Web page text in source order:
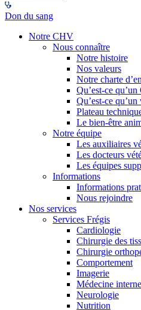
Don du sang
Notre CHV
Nous connaître
Notre histoire
Nos valeurs
Notre charte
Qu’est-ce
Qu’est-ce
Plateau
Le bien-être
Notre équipe
Les auxiliaires
Les docteurs
Les équipes
Informations
Informations
Nous rejoindre
Nos services
Services Frégis
Cardiologie
Chirurgie des
Chirurgie
Comportement
Imagerie
Médecine interne
Neurologie
Nutrition